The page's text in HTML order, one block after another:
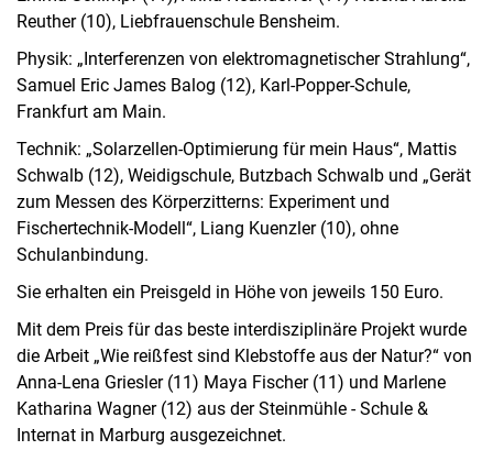
Reuther (10), Liebfrauenschule Bensheim.
Physik: „Interferenzen von elektromagnetischer Strahlung“,
Samuel Eric James Balog (12), Karl-Popper-Schule,
Frankfurt am Main.
Technik: „Solarzellen-Optimierung für mein Haus“, Mattis
Schwalb (12), Weidigschule, Butzbach Schwalb und „Gerät
zum Messen des Körperzitterns: Experiment und
Fischertechnik-Modell“, Liang Kuenzler (10), ohne
Schulanbindung.
Sie erhalten ein Preisgeld in Höhe von jeweils 150 Euro.
Mit dem Preis für das beste interdisziplinäre Projekt wurde
die Arbeit „Wie reißfest sind Klebstoffe aus der Natur?“ von
Anna-Lena Griesler (11) Maya Fischer (11) und Marlene
Katharina Wagner (12) aus der Steinmühle - Schule &
Internat in Marburg ausgezeichnet.